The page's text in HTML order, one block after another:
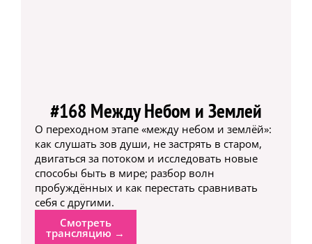
#168 Между Небом и Землей
О переходном этапе «между небом и землёй»:
как слушать зов души, не застрять в старом,
двигаться за потоком и исследовать новые
способы быть в мире; разбор волн
пробуждённых и как перестать сравнивать
себя с другими.
Смотреть
трансляцию →